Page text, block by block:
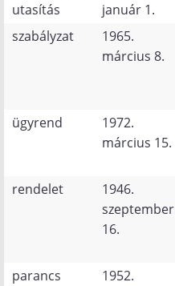
utasítás
január 1.
szabályzat
1965.
március 8.
ügyrend
1972.
március 15.
rendelet
1946.
szeptember
16.
parancs
1952.